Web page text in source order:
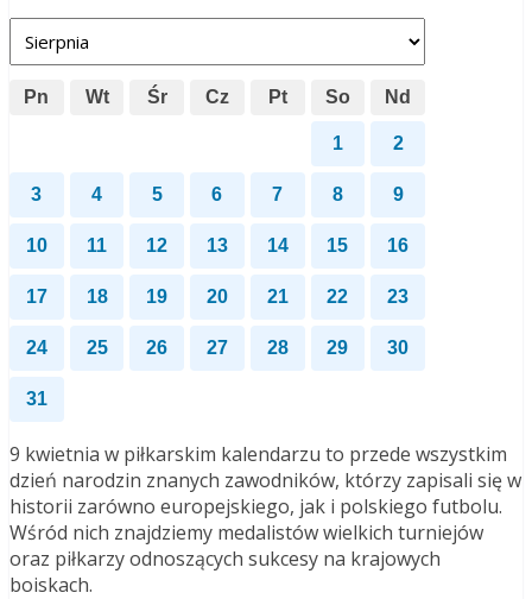
Pn Wt Śr Cz Pt So Nd
1 2
3 4 5 6 7 8 9
10 11 12 13 14 15 16
17 18 19 20 21 22 23
24 25 26 27 28 29 30
31
9 kwietnia w piłkarskim kalendarzu to przede wszystkim
dzień narodzin znanych zawodników, którzy zapisali się w
historii zarówno europejskiego, jak i polskiego futbolu.
Wśród nich znajdziemy medalistów wielkich turniejów
oraz piłkarzy odnoszących sukcesy na krajowych
boiskach.